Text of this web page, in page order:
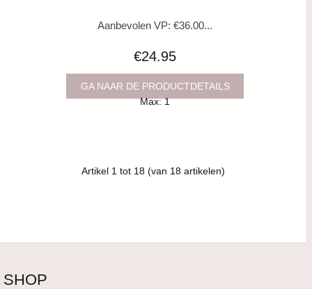
Aanbevolen VP: €36.00...
€24.95
GA NAAR DE PRODUCTDETAILS
Max: 1
Artikel 1 tot 18 (van 18 artikelen)
SHOP